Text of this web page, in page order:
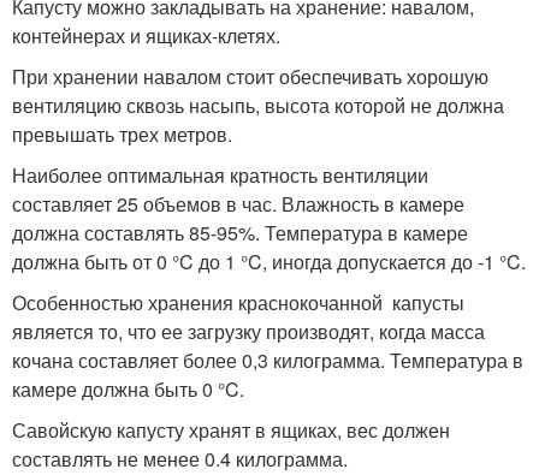
Капусту можно закладывать на хранение: навалом,
контейнерах и ящиках-клетях.
При хранении навалом стоит обеспечивать хорошую
вентиляцию сквозь насыпь, высота которой не должна
превышать трех метров.
Наиболее оптимальная кратность вентиляции
составляет 25 объемов в час. Влажность в камере
должна составлять 85-95%. Температура в камере
должна быть от 0 °C до 1 °C, иногда допускается до -1 °C.
Особенностью хранения краснокочанной капусты
является то, что ее загрузку производят, когда масса
кочана составляет более 0,3 килограмма. Температура в
камере должна быть 0 °C.
Савойскую капусту хранят в ящиках, вес должен
составлять не менее 0.4 килограмма.